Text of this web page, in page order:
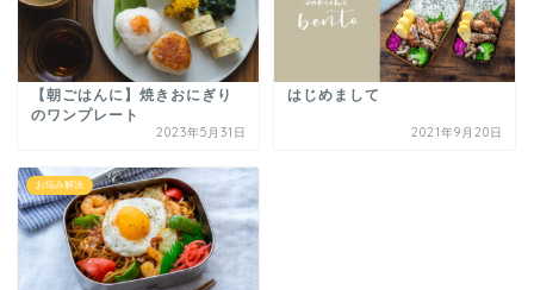
【朝ごはんに】焼きおにぎり
のワンプレート
2023年5月31日
はじめまして
2021年9月20日
お悩み解決